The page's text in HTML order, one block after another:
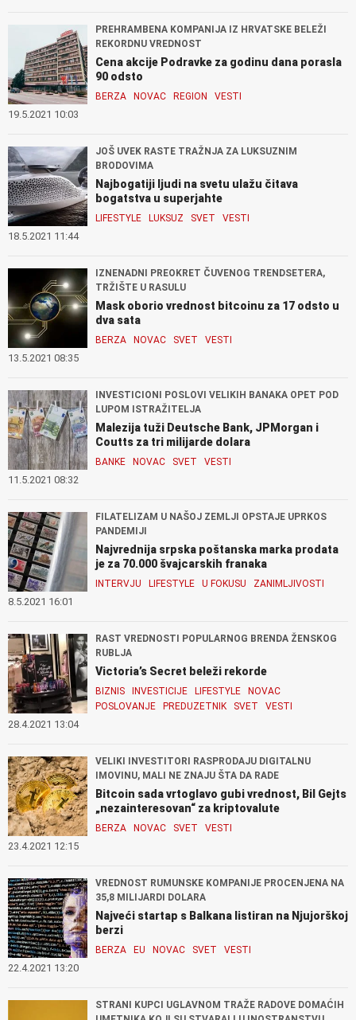
PREHRAMBENA KOMPANIJA IZ HRVATSKE BELEŽI
REKORDNU VREDNOST
Cena akcije Podravke za godinu dana porasla
90 odsto
BERZA NOVAC REGION VESTI
19.5.2021 10:03
JOŠ UVEK RASTE TRAŽNJA ZA LUKSUZNIM
BRODOVIMA
Najbogatiji ljudi na svetu ulažu čitava
bogatstva u superjahte
LIFESTYLE LUKSUZ SVET VESTI
18.5.2021 11:44
IZNENADNI PREOKRET ČUVENOG TRENDSETERA,
TRŽIŠTE U RASULU
Mask oborio vrednost bitcoinu za 17 odsto u
dva sata
BERZA NOVAC SVET VESTI
13.5.2021 08:35
INVESTICIONI POSLOVI VELIKIH BANAKA OPET POD
LUPOM ISTRAŽITELJA
Malezija tuži Deutsche Bank, JPMorgan i
Coutts za tri milijarde dolara
BANKE NOVAC SVET VESTI
11.5.2021 08:32
FILATELIZAM U NAŠOJ ZEMLJI OPSTAJE UPRKOS
PANDEMIJI
Najvrednija srpska poštanska marka prodata
je za 70.000 švajcarskih franaka
INTERVJU LIFESTYLE U FOKUSU ZANIMLJIVOSTI
8.5.2021 16:01
RAST VREDNOSTI POPULARNOG BRENDA ŽENSKOG
RUBLJA
Victoria’s Secret beleži rekorde
BIZNIS INVESTICIJE LIFESTYLE
NOVAC
POSLOVANJE
PREDUZETNIK SVET VESTI
28.4.2021 13:04
VELIKI INVESTITORI RASPRODAJU DIGITALNU
IMOVINU, MALI NE ZNAJU ŠTA DA RADE
Bitcoin sada vrtoglavo gubi vrednost, Bil Gejts
„nezainteresovan“ za kriptovalute
BERZA NOVAC SVET VESTI
23.4.2021 12:15
VREDNOST RUMUNSKE KOMPANIJE PROCENJENA NA
35,8 MILIJARDI DOLARA
Najveći startap s Balkana listiran na Njujorškoj
berzi
BERZA EU NOVAC SVET VESTI
22.4.2021 13:20
STRANI KUPCI UGLAVNOM TRAŽE RADOVE DOMAĆIH